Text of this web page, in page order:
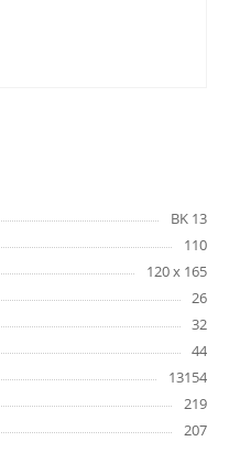
BK 13
110
120 x 165
26
32
44
13154
219
207